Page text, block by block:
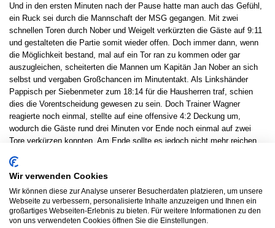
Und in den ersten Minuten nach der Pause hatte man auch das Gefühl,
ein Ruck sei durch die Mannschaft der MSG gegangen. Mit zwei
schnellen Toren durch Nober und Weigelt verkürzten die Gäste auf 9:11
und gestalteten die Partie somit wieder offen. Doch immer dann, wenn
die Möglichkeit bestand, mal auf ein Tor ran zu kommen oder gar
auszugleichen, scheiterten die Mannen um Kapitän Jan Nober an sich
selbst und vergaben Großchancen im Minutentakt. Als Linkshänder
Pappisch per Siebenmeter zum 18:14 für die Hausherren traf, schien
dies die Vorentscheidung gewesen zu sein. Doch Trainer Wagner
reagierte noch einmal, stellte auf eine offensive 4:2 Deckung um,
wodurch die Gäste rund drei Minuten vor Ende noch einmal auf zwei
Tore verkürzen konnten. Am Ende sollte es jedoch nicht mehr reichen,
27 Fehlwürfen konnte sich im Lager der MSG sicherlich niemand über
die verlorenen Punkte beklagen.
Es spielten: Rocksien, Kaiser, Nober 3, Andermann 2, Weber 1,
Schuchmann 4/3, Weigelt 2, Berger 1, Semmmelroth 2, Deimer 1,
Mühlhans 1, Melle 1, Rüdesheim 1.
Wir verwenden Cookies
Wir können diese zur Analyse unserer Besucherdaten platzieren, um unsere
Webseite zu verbessern, personalisierte Inhalte anzuzeigen und Ihnen ein
großartiges Webseiten-Erlebnis zu bieten. Für weitere Informationen zu den
von uns verwendeten Cookies öffnen Sie die Einstellungen.